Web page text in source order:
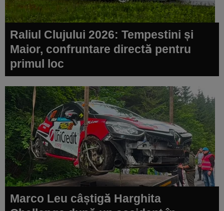
Raliul Clujului 2026: Tempestini și
Maior, confruntare directă pentru
primul loc
Marco Leu câștigă Harghita